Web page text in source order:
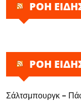
ΡΟΗ
ΡΟΗ
Σάλτσμπουργκ –